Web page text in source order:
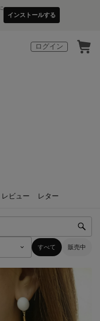
インストールする
ログイン
レビュー レター
すべて 販売中